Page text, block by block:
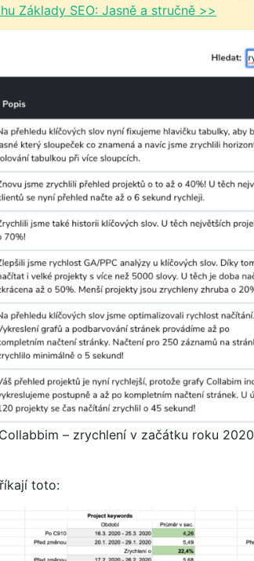
Základy SEO: Jasně a stručně >>
– zrychlení v začátku roku 2020
říkají toto: